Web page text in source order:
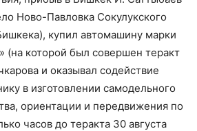
Ново-Павловка Сокулукского
купил автомашину марки
(на которой был совершен теракт
и оказывал содействие
в изготовлении самодельного
ориентации и передвижения по
часов до теракта 30 августа